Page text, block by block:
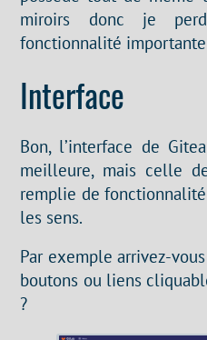
miroirs donc je
fonctionnalité
Interface
Bon, l’interface de
meilleure, mais celle
remplie de
les sens.
Par exemple arrivez-
boutons ou liens
?